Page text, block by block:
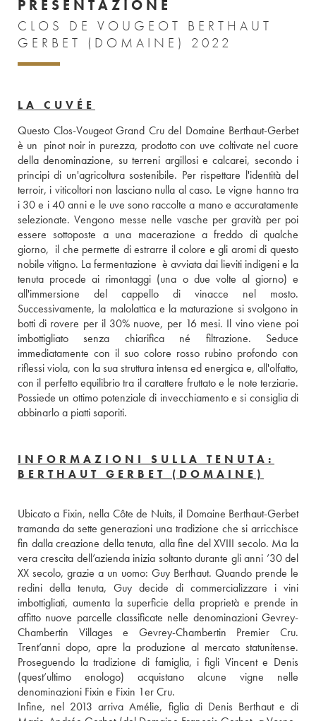
PRESENTAZIONE
CLOS DE VOUGEOT BERTHAUT
GERBET (DOMAINE) 2022
LA CUVÉE
Questo Clos-Vougeot Grand Cru del Domaine Berthaut-Gerbet
è un  pinot noir in purezza, prodotto con uve coltivate nel cuore
della denominazione, su terreni argillosi e calcarei, secondo i
principi di un'agricoltura sostenibile. Per rispettare l'identità del
terroir, i viticoltori non lasciano nulla al caso. Le vigne hanno tra
i 30 e i 40 anni e le uve sono raccolte a mano e accuratamente
selezionate. Vengono messe nelle vasche per gravità per poi
essere sottoposte a una macerazione a freddo di qualche
giorno,  il che permette di estrarre il colore e gli aromi di questo
nobile vitigno. La fermentazione  è avviata dai lieviti indigeni e la
tenuta procede ai rimontaggi (una o due volte al giorno) e
all'immersione del cappello di vinacce nel mosto.
Successivamente, la malolattica e la maturazione si svolgono in
botti di rovere per il 30% nuove, per 16 mesi. Il vino viene poi
imbottigliato senza chiarifica né filtrazione. Seduce
immediatamente con il suo colore rosso rubino profondo con
riflessi viola, con la sua struttura intensa ed energica e, all'olfatto,
con il perfetto equilibrio tra il carattere fruttato e le note terziarie.
Possiede un ottimo potenziale di invecchiamento e si consiglia di
INFORMAZIONI SULLA TENUTA:
BERTHAUT GERBET (DOMAINE)
Ubicato a Fixin, nella Côte de Nuits, il Domaine Berthaut-Gerbet
tramanda da sette generazioni una tradizione che si arricchisce
fin dalla creazione della tenuta, alla fine del XVIII secolo. Ma la
vera crescita dell’azienda inizia soltanto durante gli anni ’30 del
XX secolo, grazie a un uomo: Guy Berthaut. Quando prende le
redini della tenuta, Guy decide di commercializzare i vini
imbottigliati, aumenta la superficie della proprietà e prende in
affitto nuove parcelle classificate nelle denominazioni Gevrey-
Chambertin Villages e Gevrey-Chambertin Premier Cru.
Trent’anni dopo, apre la produzione al mercato statunitense.
Proseguendo la tradizione di famiglia, i figli Vincent e Denis
(quest’ultimo enologo) acquistano alcune vigne nelle
denominazioni Fixin e Fixin 1er Cru.
Infine, nel 2013 arriva Amélie, figlia di Denis Berthaut e di